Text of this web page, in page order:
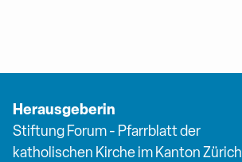
Herausgeberin
Stiftung Forum - Pfarrblatt der
katholischen Kirche im Kanton Zürich